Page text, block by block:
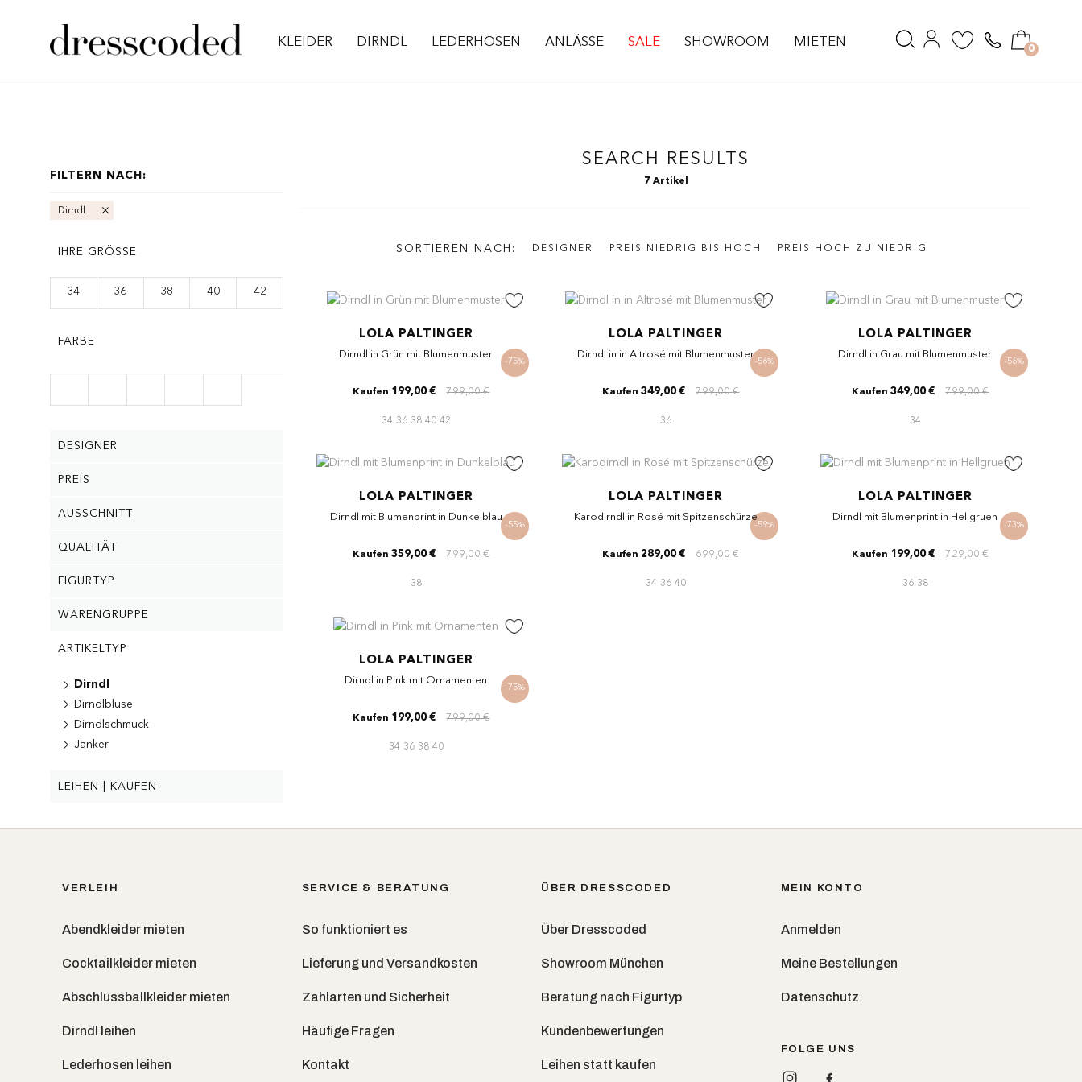
KLEIDER DIRNDL LEDERHOSEN ANLÄSSE SALE SHOWROOM MIETEN 0
FILTERN NACH:
Dirndl
IHRE GRÖSSE
34 36 38 40 42
FARBE
DESIGNER
PREIS
AUSSCHNITT
QUALITÄT
FIGURTYP
WARENGRUPPE
ARTIKELTYP
Dirndl
Dirndlbluse
Dirndlschmuck
Janker
LEIHEN | KAUFEN
SEARCH RESULTS
7 Artikel
SORTIEREN NACH DESIGNER PREIS NIEDRIG BIS HOCH PREIS HOCH ZU NIEDRIG
-75%
LOLA PALTINGER
Dirndl in Grün mit Blumenmuster
799,00 €
Kaufen 199,00 €
34 36 38 40 42
-56%
LOLA PALTINGER
Dirndl in in Altrosé mit Blumenmuster
799,00 €
Kaufen 349,00 €
36
-56%
LOLA PALTINGER
Dirndl in Grau mit Blumenmuster
799,00 €
Kaufen 349,00 €
34
-55%
LOLA PALTINGER
Dirndl mit Blumenprint in Dunkelblau
799,00 €
Kaufen 359,00 €
38
-59%
LOLA PALTINGER
Karodirndl in Rosé mit Spitzenschürze
699,00 €
Kaufen 289,00 €
34 36 40
-73%
LOLA PALTINGER
Dirndl mit Blumenprint in Hellgruen
729,00 €
Kaufen 199,00 €
36 38
-75%
LOLA PALTINGER
Dirndl in Pink mit Ornamenten
799,00 €
Kaufen 199,00 €
34 36 38 40
VERLEIH
Abendkleider mieten
Cocktailkleider mieten
Abschlussballkleider mieten
Dirndl leihen
Lederhosen leihen
SERVICE & BERATUNG
So funktioniert es
Lieferung und Versandkosten
Zahlarten und Sicherheit
Häufige Fragen
Kontakt
ÜBER DRESSCODED
Über Dresscoded
Showroom München
Beratung nach Figurtyp
Kundenbewertungen
Leihen statt kaufen
MEIN KONTO
Anmelden
Meine Bestellungen
Datenschutz
FOLGE UNS